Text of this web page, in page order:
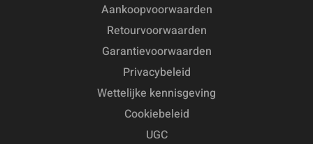
Aankoopvoorwaarden
Retourvoorwaarden
Garantievoorwaarden
Privacybeleid
Wettelijke kennisgeving
Cookiebeleid
UGC